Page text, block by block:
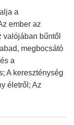
a
ember az
valójában bűntől
megbocsátó
a
A kereszténység
életről; Az